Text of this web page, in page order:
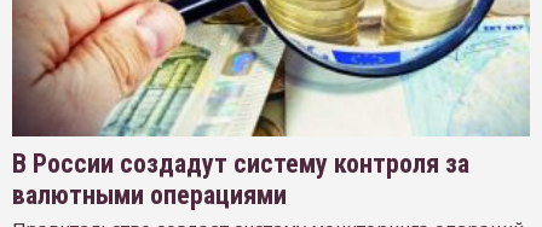
В России создадут систему контроля за
валютными операциями